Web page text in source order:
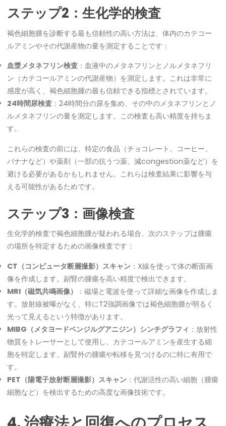
ステップ2：生化学的検査
褐色細胞腫を診断する最も信頼性の高い方法は、体内のカテコー
ルアミンやその代謝産物の量を測定することです：
血漿メタネフリン検査 ：血液中のメタネフリンとノルメタネフリ
ン（カテコールアミンの代謝産物）を測定します。これは非常に
感度が高く、褐色細胞腫の最も信頼できる指標とされています。
24時間尿検査 ：24時間分の尿を集め、その中のメタネフリンとノ
ルメタネフリンの量を測定します。この検査も高い精度を持ちま
す。
これらの検査の前には、特定の食品（チョコレート、コーヒー、
バナナなど）や薬剤（一部の抗うつ薬、減congestion薬など）を
避ける必要があるかもしれません。これらは検査結果に影響を与
える可能性があるためです。
ステップ3：画像検査
生化学的検査で褐色細胞腫が疑われる場合、次のステップは腫瘍
の場所を特定するための画像検査です：
CT（コンピュータ断層撮影）スキャン ：X線を使って体の断面画
像を作成します。副腎の腫瘍を高い精度で検出できます。
MRI（磁気共鳴画像）
：磁場と電波を使って詳細な画像を作成しま
す。放射線被曝がなく、特にT2強調画像では褐色細胞腫が明るく
光って見えるという特徴があります。
MIBG（メタヨードベンジルグアニジン）シンチグラフィ ：放射性
物質をトレーサーとして使用し、カテコールアミンを産生する細
胞を特定します。副腎外の腫瘍や転移を見つけるのに特に有用で
す。
PET（陽電子放射断層撮影）スキャン ：代謝活性の高い細胞（腫瘍
細胞など）を検出するための高度な画像技術です。